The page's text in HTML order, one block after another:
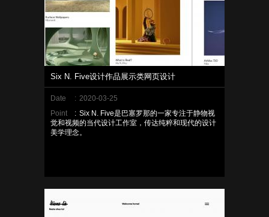
Six N. Five设计作品展示类网页设计
Date : 2020-03-25
Point
: Six N. Five是巴塞罗那的一家专注于静物视
觉和视频的当代设计工作室，传达纯粹和现代的设计
美学理念。